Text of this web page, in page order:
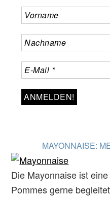
MAYONNAISE:
Die Mayonnaise ist
Pommes gerne